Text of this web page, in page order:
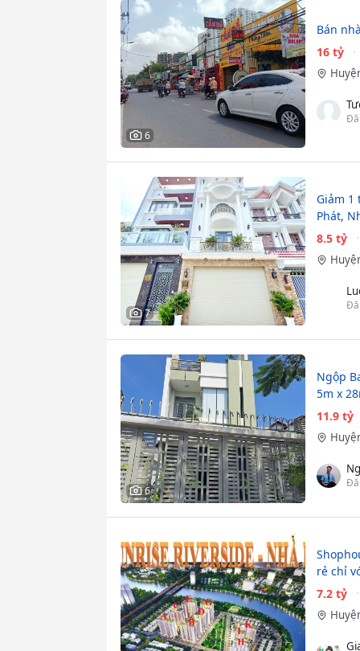
6
Bán
16 tỷ
7
Giảm 1
Phát,
8.5 tỷ
6
Ngộp
5m x
11.9 tỷ
rẻ chỉ
7.2 tỷ